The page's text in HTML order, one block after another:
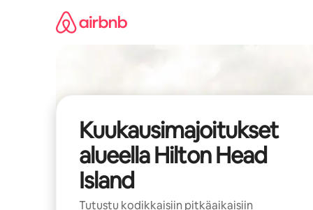
Kuukausimajoitukset
alueella Hilton Head
Island
Tutustu kodikkaisiin pitkäaikaisiin